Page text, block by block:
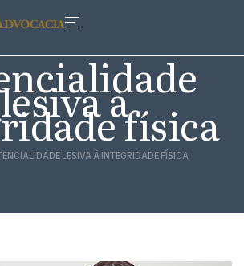
LESIVA À INTEGRIDADE FÍSICA
lesiva àfísica